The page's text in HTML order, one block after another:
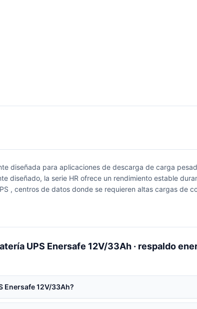
diseñada para aplicaciones de descarga de carga
diseñado, la serie HR ofrece un rendimiento estable
, centros de datos donde se requieren altas cargas de
UPS Enersafe 12V/33Ah · respaldo
Enersafe 12V/33Ah?